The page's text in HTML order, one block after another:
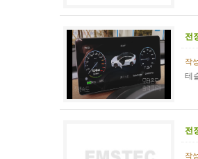
전
작
테
전
작